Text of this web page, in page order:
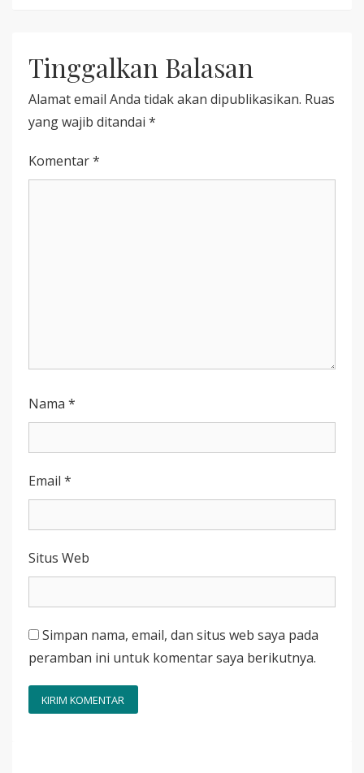
2025
￼
SIAP
MENGGUNCANG
PERFILMAN
INDONESIA
Tinggalkan Balasan
Alamat email Anda tidak akan dipublikasikan. Ruas
yang wajib ditandai *
Komentar*
Nama *
Email *
Situs Web
Simpan nama, email, dan situs web saya pada
peramban ini untuk komentar saya berikutnya.